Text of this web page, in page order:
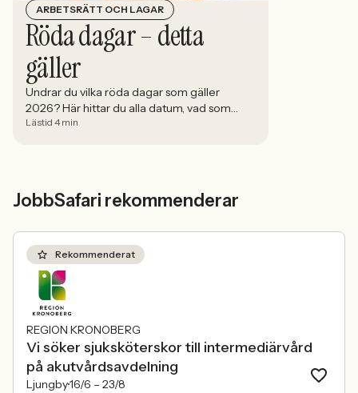
ARBETSRÄTT OCH LAGAR
Röda dagar – detta
gäller
Undrar du vilka röda dagar som gäller
2026? Här hittar du alla datum, vad som
gäller för OB-tillägg och hur du maxar
Lästid 4 min
JobbSafari rekommenderar
Rekommenderat
REGION KRONOBERG
Vi söker sjuksköterskor till intermediärvård
på akutvårdsavdelning
Ljungby16/6 – 23/8